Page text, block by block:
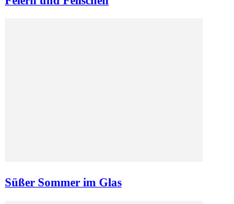
Süßer Sommer im Glas